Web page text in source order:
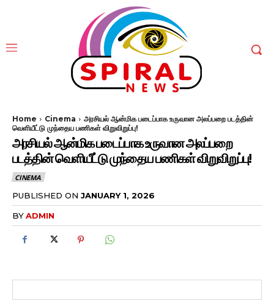
Home Cinema
அரசியல் ஆன்மிக படைப்பாக உருவான அலப்பறை படத்தின்
வெளியீட்டு முந்தைய பணிகள் விறுவிறுப்பு!
அரசியல் ஆன்மிக படைப்பாக உருவான அலப்பறை
படத்தின் வெளியீட்டு முந்தைய பணிகள் விறுவிறுப்பு!
CINEMA
PUBLISHED ON JANUARY 1, 2026
BYADMIN